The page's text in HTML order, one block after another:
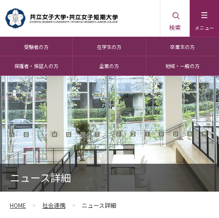
メニュー
検索
受験者の方 在学生の方 卒業生の方
保護者・保証人の方 企業の方 地域・一般の方
ニュース詳細
HOME 社会連携 ニュース詳細